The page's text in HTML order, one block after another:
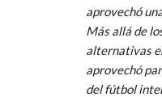
aprovechó
Más allá de
alternativas
aprovechó
del fútbol